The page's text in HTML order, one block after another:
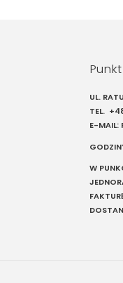
UL.
TEL.
E-MAIL:
W